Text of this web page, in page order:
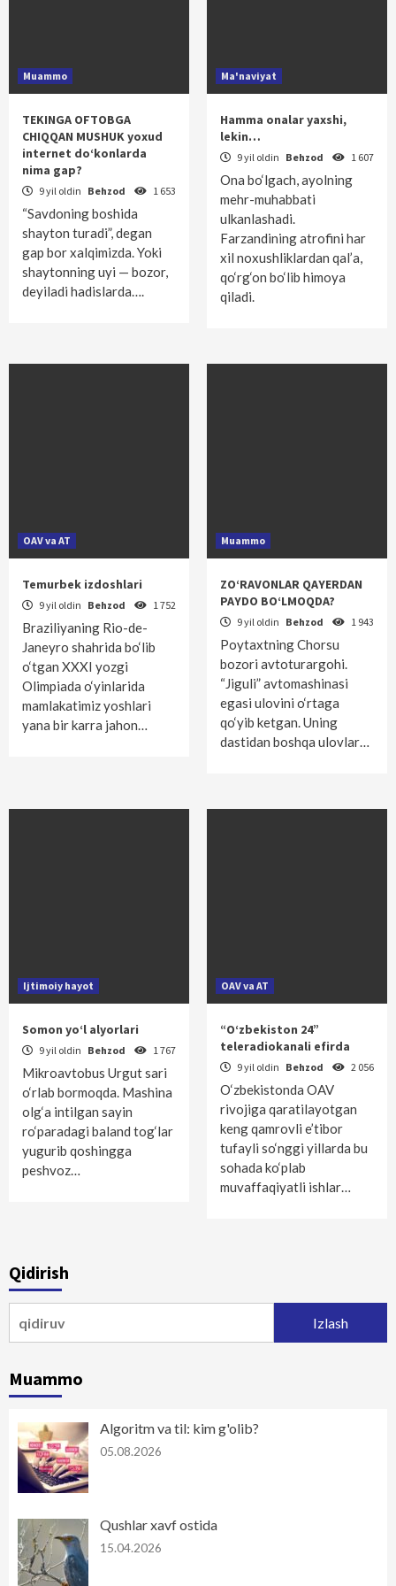
Muammo
TEKINGA OFTOBGA
CHIQQAN MUSHUK yoxud
internet do‘konlarda
nima gap?
9 yil oldin Behzod 1 653
“Savdoning boshida
shayton turadi”, degan
gap bor xalqimizda. Yoki
shaytonning uyi — bozor,
deyiladi hadislarda….
Ma'naviyat
Hamma onalar yaxshi,
lekin…
9 yil oldin Behzod 1 607
Ona bo‘lgach, ayolning
mehr-muhabbati
ulkanlashadi.
Farzandining atrofini har
xil noxushliklardan qal’a,
qo‘rg‘on bo‘lib himoya
qiladi.
OAV va AT
Temurbek izdoshlari
9 yil oldin Behzod 1 752
Braziliyaning Rio-de-
Janeyro shahrida bo‘lib
o‘tgan XXXI yozgi
Olimpiada o‘yinlarida
mamlakatimiz yoshlari
yana bir karra jahon…
Muammo
ZO‘RAVONLAR QAYERDAN
PAYDO BO‘LMOQDA?
9 yil oldin Behzod 1 943
Poytaxtning Chorsu
bozori avtoturargohi.
“Jiguli” avtomashinasi
egasi ulovini o‘rtaga
qo‘yib ketgan. Uning
dastidan boshqa ulovlar…
Ijtimoiy hayot
Somon yo‘l alyorlari
9 yil oldin Behzod 1 767
Mikroavtobus Urgut sari
o‘rlab bormoqda. Mashina
olg‘a intilgan sayin
ro‘paradagi baland tog‘lar
yugurib qoshingga
peshvoz…
OAV va AT
“O‘zbekiston 24”
teleradiokanali efirda
9 yil oldin Behzod 2 056
O‘zbekistonda OAV
rivojiga qaratilayotgan
keng qamrovli e’tibor
tufayli so‘nggi yillarda bu
sohada ko‘plab
muvaffaqiyatli ishlar…
Qidirish
Muammo
Algoritm va til: kim g'olib?
05.08.2026
Qushlar xavf ostida
15.04.2026